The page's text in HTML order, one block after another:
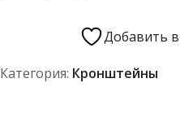
АО
Добавить
Категория: Кронштейны